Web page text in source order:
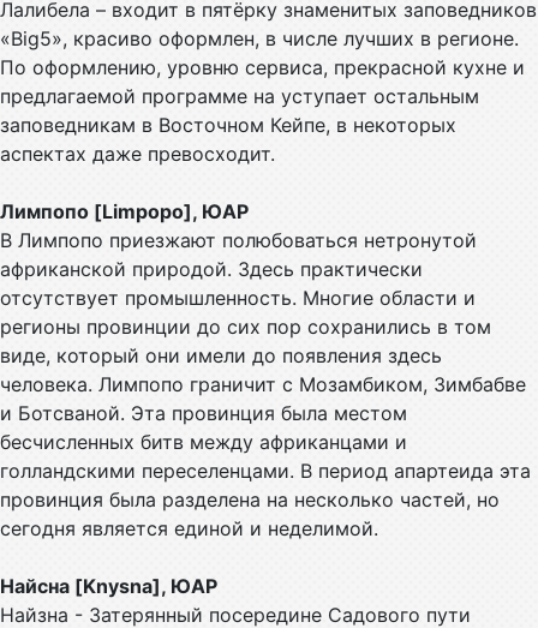
Лалибела – входит в пятёрку знаменитых заповедников
«Big5», красиво оформлен, в числе лучших в регионе.
По оформлению, уровню сервиса, прекрасной кухне и
предлагаемой программе на уступает остальным
заповедникам в Восточном Кейпе, в некоторых
аспектах даже превосходит.
Лимпопо [Limpopo], ЮАР
В Лимпопо приезжают полюбоваться нетронутой
африканской природой. Здесь практически
отсутствует промышленность. Многие области и
регионы провинции до сих пор сохранились в том
виде, который они имели до появления здесь
человека. Лимпопо граничит с Мозамбиком, Зимбабве
и Ботсваной. Эта провинция была местом
бесчисленных битв между африканцами и
голландскими переселенцами. В период апартеида эта
провинция была разделена на несколько частей, но
сегодня является единой и неделимой.
Найсна [Knysna], ЮАР
Найзна - Затерянный посередине Садового пути